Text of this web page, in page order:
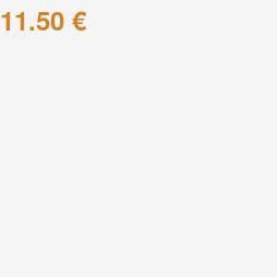
11.50 €